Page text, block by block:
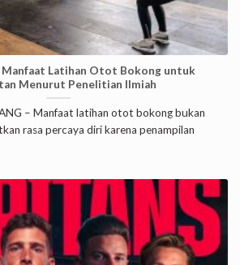
Manfaat Latihan Otot Bokong untuk
Menurut Penelitian Ilmiah
– Manfaat latihan otot bokong bukan
rasa percaya diri karena penampilan